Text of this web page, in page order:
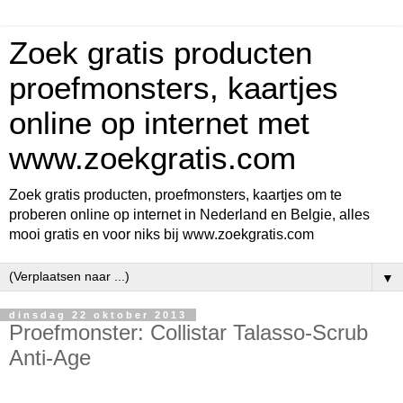
Zoek gratis producten
proefmonsters, kaartjes
online op internet met
www.zoekgratis.com
Zoek gratis producten, proefmonsters, kaartjes om te
proberen online op internet in Nederland en Belgie, alles
mooi gratis en voor niks bij www.zoekgratis.com
▼
dinsdag 22 oktober 2013
Proefmonster: Collistar Talasso-Scrub
Anti-Age